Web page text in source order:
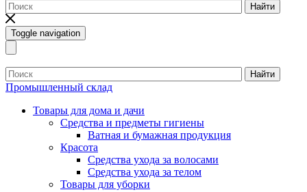
Найти
Toggle navigation
Найти
Промышленный склад
Товары для дома и дачи
Средства и предметы гигиены
Ватная и бумажная продукция
Красота
Средства ухода за волосами
Средства ухода за телом
Товары для уборки